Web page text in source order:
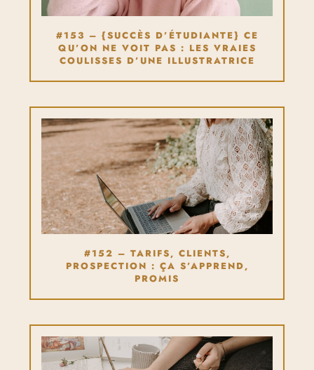
#153 – {SUCCÈS D’ÉTUDIANTE} CE
QU’ON NE VOIT PAS : LES VRAIES
COULISSES D’UNE ILLUSTRATRICE
#152 – TARIFS, CLIENTS,
PROSPECTION : ÇA S’APPREND,
PROMIS